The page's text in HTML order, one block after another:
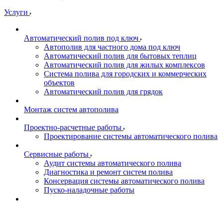
Услуги
Автоматический полив под ключ
Автополив для частного дома под ключ
Автоматический полив для бытовых теплиц
Автоматический полив для жилых комплексов
Система полива для городских и коммерческих
объектов
Автоматический полив для грядок
Монтаж систем автополива
Проектно-расчетные работы
Проектирование системы автоматического полива
Сервисные работы
Аудит системы автоматического полива
Диагностика и ремонт систем полива
Консервация системы автоматического полива
Пуско-наладочные работы